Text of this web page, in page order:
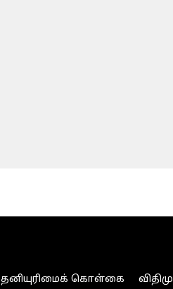
தனியுரிமைக் கொள்கை